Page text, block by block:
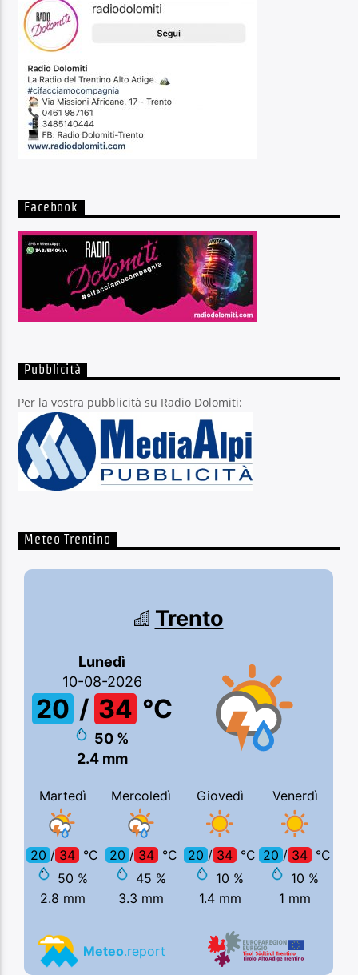
Radio Dolomiti
Facebook
Pubblicità
Per la vostra pubblicità su Radio Dolomiti:
Meteo Trentino